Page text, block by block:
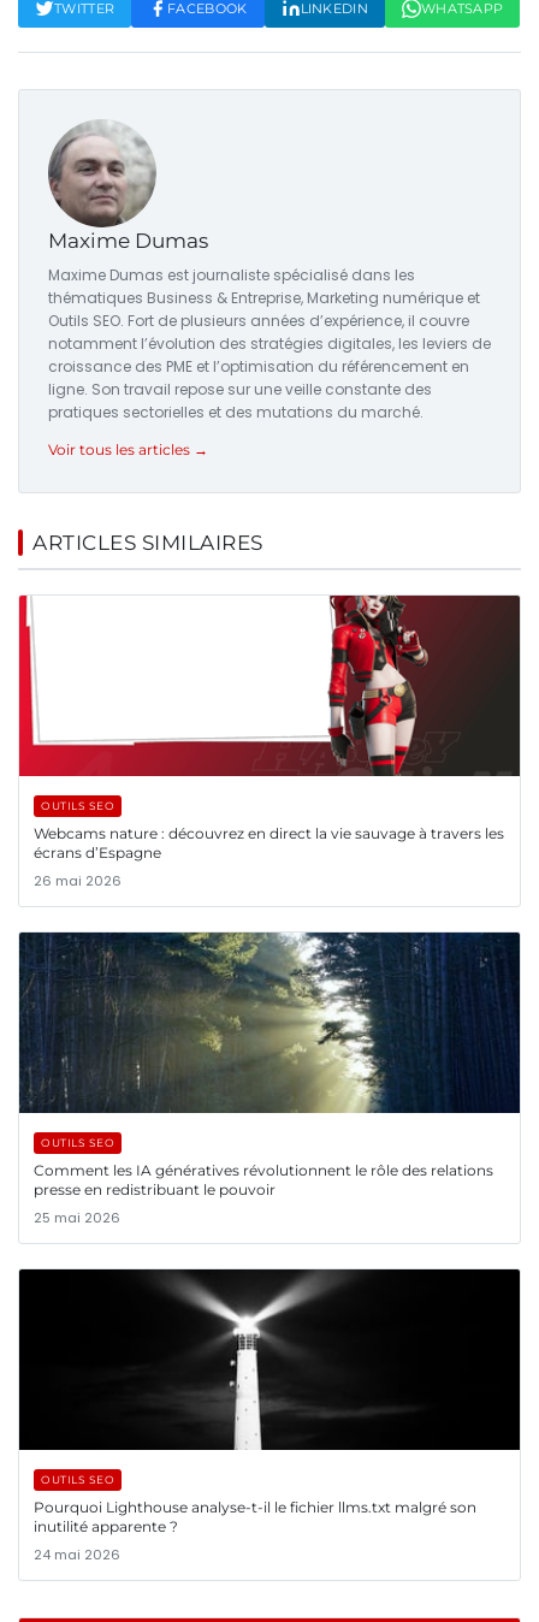
TWITTER FACEBOOK LINKEDIN WHATSAPP
Maxime Dumas
Maxime Dumas est journaliste spécialisé dans les
thématiques Business & Entreprise, Marketing numérique et
Outils SEO. Fort de plusieurs années d’expérience, il couvre
notamment l’évolution des stratégies digitales, les leviers de
croissance des PME et l’optimisation du référencement en
ligne. Son travail repose sur une veille constante des
pratiques sectorielles et des mutations du marché.
Voir tous les articles →
ARTICLES SIMILAIRES
OUTILS SEO
Webcams nature : découvrez en direct la vie sauvage à travers les
écrans d’Espagne
26 mai 2026
OUTILS SEO
Comment les IA génératives révolutionnent le rôle des relations
presse en redistribuant le pouvoir
25 mai 2026
OUTILS SEO
Pourquoi Lighthouse analyse-t-il le fichier llms.txt malgré son
inutilité apparente ?
24 mai 2026